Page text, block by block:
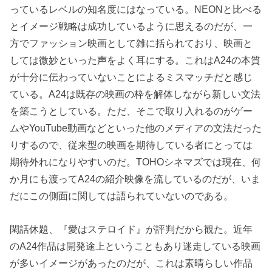
っているレベルの知名度にはなっている。NEONと比べる
とイメージ戦略は成功しているように思えるのだが、一
方でファッション映画として雑に括られており、映画と
しては微妙といった声をよく耳にする。これはA24の本質
が十分に伝わっていないことによるミスマッチだと感じ
ている。A24は既存の映画の枠を解体しながら新しい文法
を築こうとしている。ただ、そこで取り入れるのがゲー
ムやYouTube動画などといった他のメディアの文法だった
りするので、従来型の映画を期待している者にとっては
期待外れになりやすいのだ。TOHOシネマズでは現在、何
か月にも渡ってA24の紹介映像を流しているのだが、いま
だにこの側面に関しては語られていないのである。
閑話休題、『愛はステロイド』が評判だから観た。近年
のA24作品は開発途上ということもあり迷走している映画
が多いイメージがあったのだが、これは素晴らしい作品